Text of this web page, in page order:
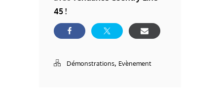
45 !
Démonstrations, Evènement